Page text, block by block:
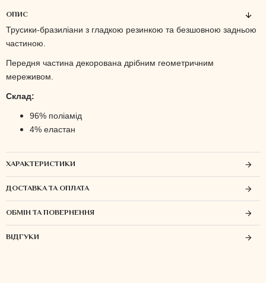
ОПИС
Трусики-бразиліани з гладкою резинкою та безшовною задньою
частиною.
Передня частина декорована дрібним геометричним
мереживом.
Склад:
96% поліамід
4% еластан
ХАРАКТЕРИСТИКИ
ДОСТАВКА ТА ОПЛАТА
ОБМІН ТА ПОВЕРНЕННЯ
ВІДГУКИ